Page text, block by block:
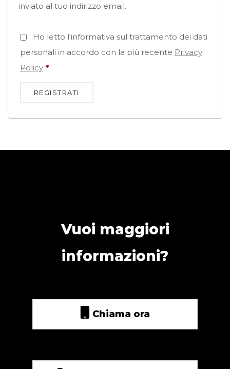
inviato al tuo indirizzo email.
Ho letto l'informativa sul trattamento dei dati
personali in accordo con la più recente Privacy
Policy *
REGISTRATI
Vuoi maggiori
informazioni?
Chiama ora